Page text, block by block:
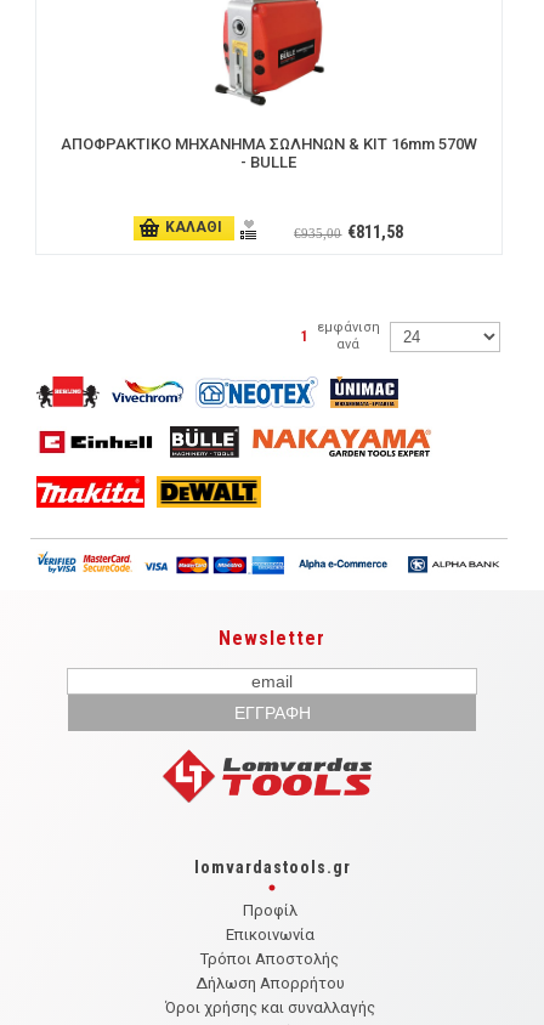
ΑΠΟΦΡΑΚΤIKO ΜΗΧΑΝΗΜΑ ΣΩΛΗΝΩΝ & ΚΙΤ 16mm 570W
- BULLE
ΚΑΛΑΘΙ €811,58
€935,00
1
εμφάνιση
ανά
Newsletter
lomvardastools.gr
Προφίλ
Επικοινωνία
Τρόποι Αποστολής
Δήλωση Απορρήτου
Όροι χρήσης και συναλλαγής